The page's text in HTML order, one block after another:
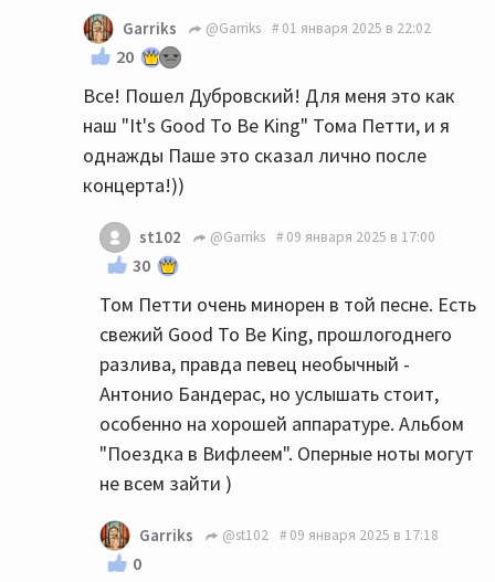
Garriks @Garriks 01 января 2025 в 22:02
20
Все! Пошел Дубровский! Для меня это как
наш "It's Good To Be King" Тома Петти, и я
однажды Паше это сказал лично после
концерта!))
st102 @Garriks 09 января 2025 в 17:00
30
Том Петти очень минорен в той песне. Есть
свежий Good To Be King, прошлогоднего
разлива, правда певец необычный -
Антонио Бандерас, но услышать стоит,
особенно на хорошей аппаратуре. Альбом
"Поездка в Вифлеем". Оперные ноты могут
не всем зайти )
Garriks @st102 09 января 2025 в 17:18
0